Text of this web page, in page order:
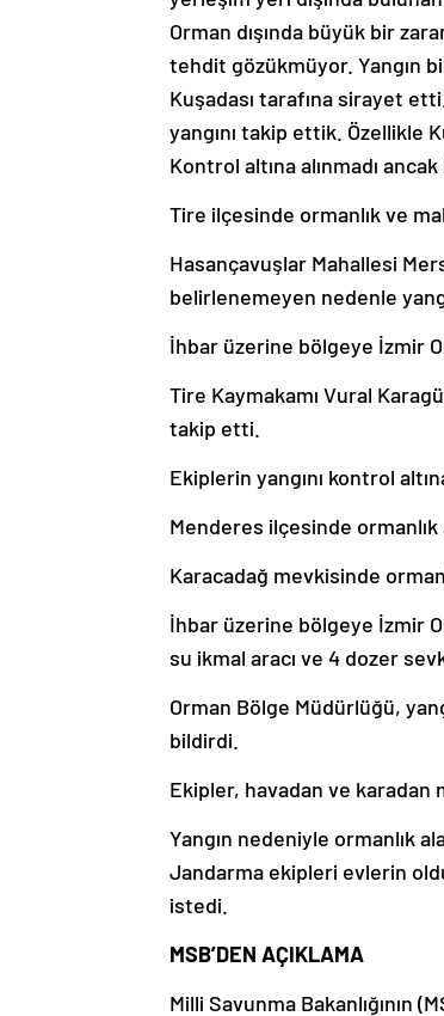
Orman dışında büyük bir
tehdit gözükmüyor. Yangın
Kuşadası tarafına sirayet
yangını takip ettik. Özellikle
Kontrol altına alınmadı
Tire ilçesinde ormanlık ve
Hasançavuşlar Mahallesi
belirlenemeyen nedenle
İhbar üzerine bölgeye İzmir
Tire Kaymakamı Vural
takip etti.
Ekiplerin yangını kontrol
Menderes ilçesinde ormanlık
Karacadağ mevkisinde
İhbar üzerine bölgeye İzmir
su ikmal aracı ve 4 dozer
Orman Bölge Müdürlüğü,
bildirdi.
Ekipler, havadan ve karadan
Yangın nedeniyle ormanlık
Jandarma ekipleri evlerin
istedi.
MSB’DEN AÇIKLAMA
Milli Savunma Bakanlığının